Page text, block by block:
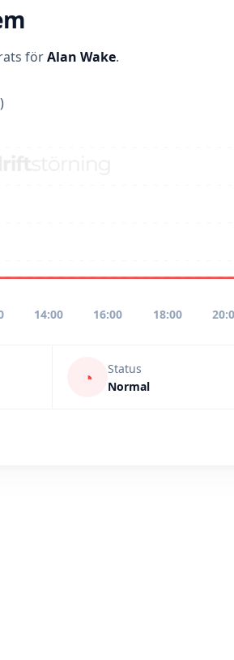
förAlan Wake.
14:00 16:00 18:00
◔
Status
Normal